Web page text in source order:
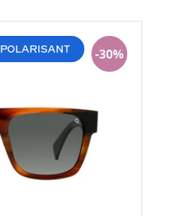
POLARISANT